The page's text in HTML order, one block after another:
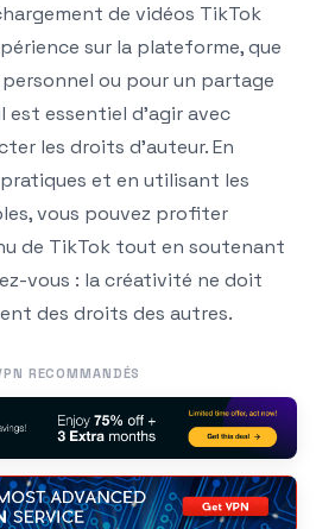
de vidéos TikTok
sur la plateforme, que
ou pour un partage
est essentiel d’agir avec
les droits d’auteur. En
et en utilisant les
vous pouvez profiter
de TikTok tout en soutenant
vous : la créativité ne doit
des droits des autres.
RECOMMANDÉS